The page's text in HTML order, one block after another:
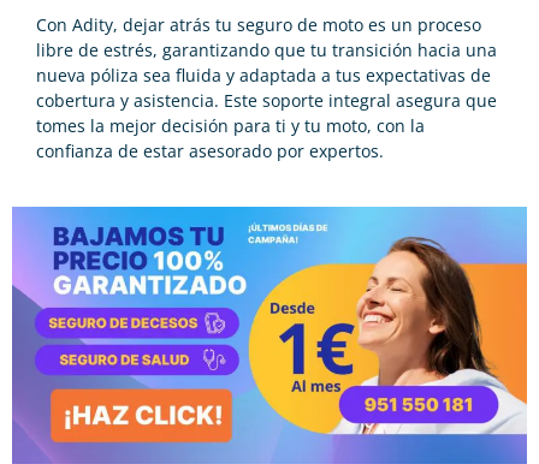
Con Adity, dejar atrás tu seguro de moto es un proceso
libre de estrés, garantizando que tu transición hacia una
nueva póliza sea fluida y adaptada a tus expectativas de
cobertura y asistencia. Este soporte integral asegura que
tomes la mejor decisión para ti y tu moto, con la
confianza de estar asesorado por expertos.